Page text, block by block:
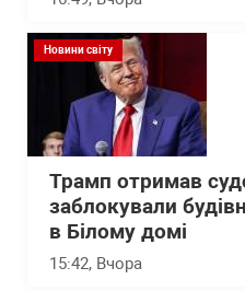
Новини світу
Трамп отримав
заблокували
в Білому домі
15:42, Вчора